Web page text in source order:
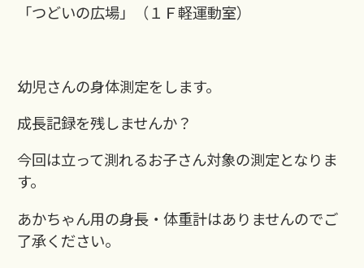
「つどいの広場」（１Ｆ軽運動室）
幼児さんの身体測定をします。
成長記録を残しませんか？
今回は立って測れるお子さん対象の測定となりま
す。
あかちゃん用の身長・体重計はありませんのでご
了承ください。